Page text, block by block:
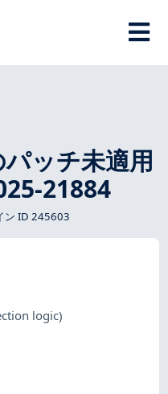
ッチ未適用
21884
ン ID 245603
logic)